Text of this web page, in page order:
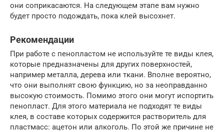
они соприкасаются. На следующем этапе вам нужно
будет просто подождать, пока клей высохнет.
Рекомендации
При работе с пенопластом не используйте те виды клея,
которые предназначены для других поверхностей,
например металла, дерева или ткани. Вполне вероятно,
что они выполнят свою функцию, но за неоправданно
высокую стоимость. Помимо этого они могут испортить
пенопласт. Для этого материала не подходят те виды
клея, в составе которых содержится растворитель для
пластмасс: ацетон или алкоголь. По этой же причине не